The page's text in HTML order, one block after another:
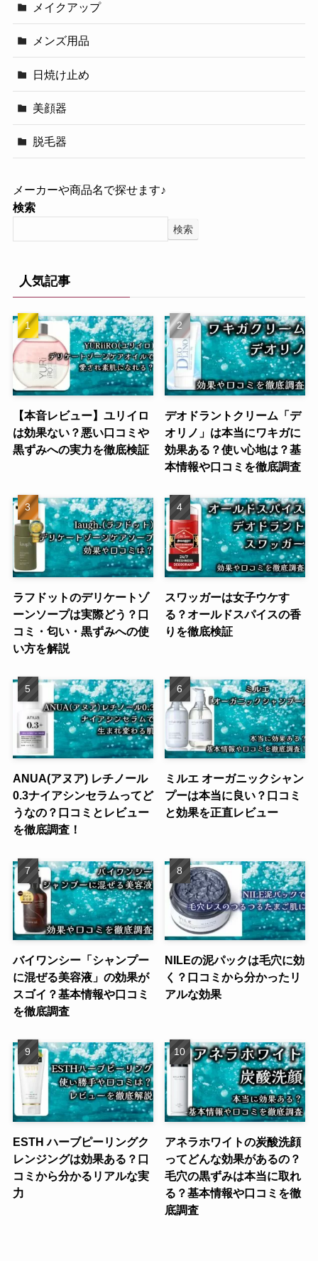
メイクアップ
メンズ用品
日焼け止め
美顔器
脱毛器
メーカーや商品名で探せます♪
検索
検索
人気記事
【本音レビュー】ユリイロ
は効果ない？悪い口コミや
黒ずみへの実力を徹底検証
デオドラントクリーム「デ
オリノ」は本当にワキガに
効果ある？使い心地は？基
本情報や口コミを徹底調査
ラフドットのデリケートゾ
ーンソープは実際どう？口
コミ・匂い・黒ずみへの使
い方を解説
スワッガーは女子ウケす
る？オールドスパイスの香
りを徹底検証
ANUA(アヌア) レチノール
0.3ナイアシンセラムってど
うなの？口コミとレビュー
を徹底調査！
ミルエ オーガニックシャン
プーは本当に良い？口コミ
と効果を正直レビュー
バイワンシー「シャンプー
に混ぜる美容液」の効果が
スゴイ？基本情報や口コミ
を徹底調査
NILEの泥パックは毛穴に効
く？口コミから分かったリ
アルな効果
ESTH ハーブピーリングク
レンジングは効果ある？口
コミから分かるリアルな実
力
アネラホワイトの炭酸洗顔
ってどんな効果があるの？
毛穴の黒ずみは本当に取れ
る？基本情報や口コミを徹
底調査